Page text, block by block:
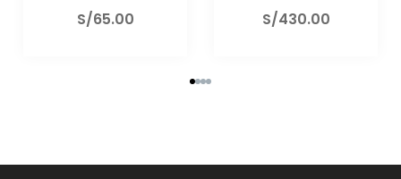
S/130.00 S/130.00